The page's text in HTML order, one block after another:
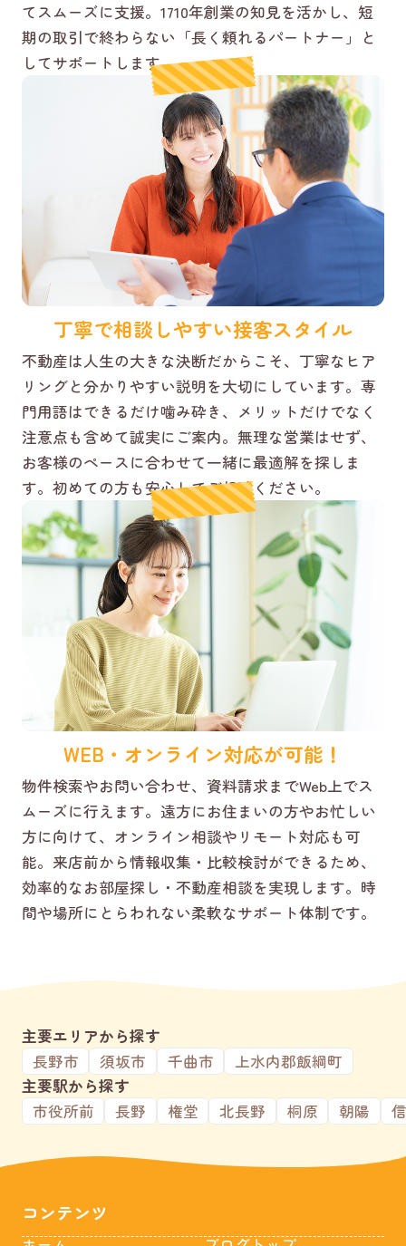
てスムーズに支援。1710年創業の知見を活かし、短
期の取引で終わらない「長く頼れるパートナー」と
してサポートします。
丁寧で相談しやすい接客スタイル
不動産は人生の大きな決断だからこそ、丁寧なヒア
リングと分かりやすい説明を大切にしています。専
門用語はできるだけ噛み砕き、メリットだけでなく
注意点も含めて誠実にご案内。無理な営業はせず、
お客様のペースに合わせて一緒に最適解を探しま
す。初めての方も安心してご相談ください。
WEB・オンライン対応が可能！
物件検索やお問い合わせ、資料請求までWeb上でス
ムーズに行えます。遠方にお住まいの方やお忙しい
方に向けて、オンライン相談やリモート対応も可
能。来店前から情報収集・比較検討ができるため、
効率的なお部屋探し・不動産相談を実現します。時
間や場所にとらわれない柔軟なサポート体制です。
主要エリアから探す
長野市
須坂市 千曲市
上水内郡飯綱町
主要駅から探す
市役所前
長野 権堂 北長野 桐原 朝陽
コンテンツ